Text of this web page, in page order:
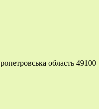
область 49100